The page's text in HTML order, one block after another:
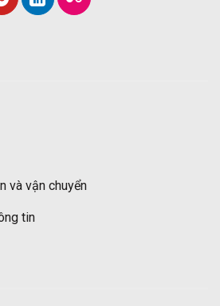
và vận chuyển
tin